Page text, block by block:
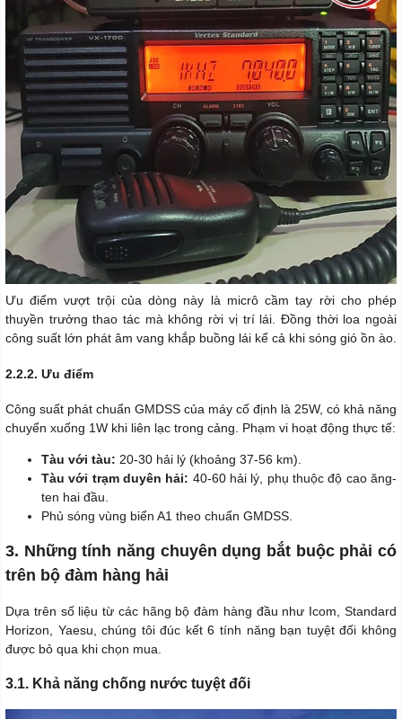
Ưu điểm vượt trội của dòng này là micrô cầm tay rời cho phép
thuyền trưởng thao tác mà không rời vị trí lái. Đồng thời loa ngoài
công suất lớn phát âm vang khắp buồng lái kể cả khi sóng gió ồn ào.
2.2.2. Ưu điểm
Công suất phát chuẩn GMDSS của máy cố định là 25W, có khả năng
chuyển xuống 1W khi liên lạc trong cảng. Phạm vi hoạt động thực tế:
Tàu với tàu: 20-30 hải lý (khoảng 37-56 km).
Tàu với trạm duyên hải: 40-60 hải lý, phụ thuộc độ cao ăng-
ten hai đầu.
Phủ sóng vùng biển A1 theo chuẩn GMDSS.
3. Những tính năng chuyên dụng bắt buộc phải có
trên bộ đàm hàng hải
Dựa trên số liệu từ các hãng bộ đàm hàng đầu như Icom, Standard
Horizon, Yaesu, chúng tôi đúc kết 6 tính năng bạn tuyệt đối không
được bỏ qua khi chọn mua.
3.1. Khả năng chống nước tuyệt đối